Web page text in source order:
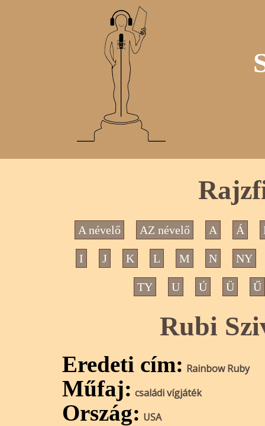
A névelő AZ névelő A Á
I J K L M N NY
TY U Ú Ü Ű
Rubi
Eredeti cím: Rainbow Ruby
Műfaj: családi vígjáték
Ország: USA